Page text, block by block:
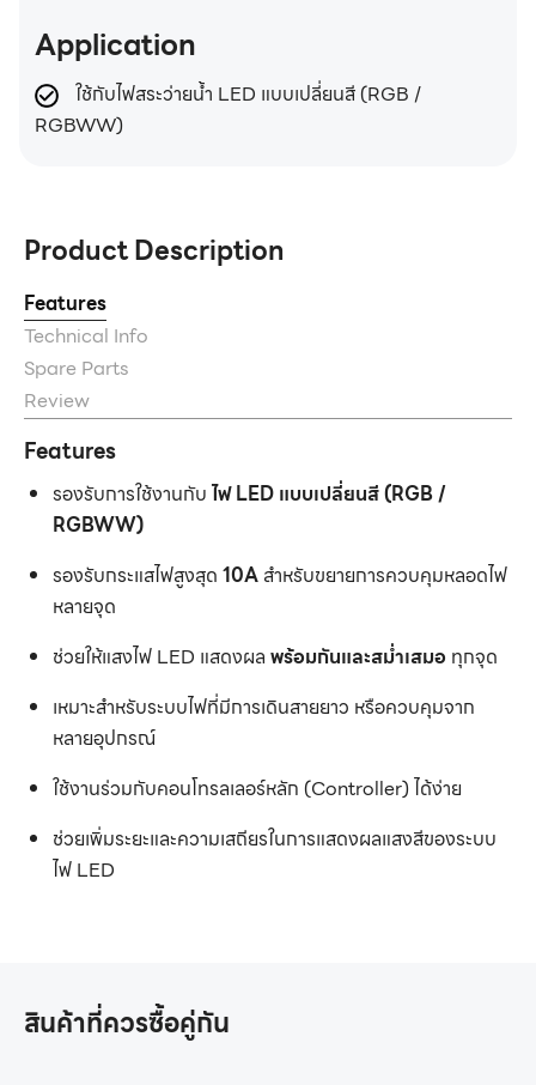
Application
ใช้กับไฟสระว่ายน้ำ LED แบบเปลี่ยนสี (RGB /
RGBWW)
Product Description
Features
Technical Info
Spare Parts
Review
Features
รองรับการใช้งานกับ ไฟ LED แบบเปลี่ยนสี (RGB /
RGBWW)
รองรับกระแสไฟสูงสุด 10A สำหรับขยายการควบคุมหลอดไฟ
หลายจุด
ช่วยให้แสงไฟ LED แสดงผล พร้อมกันและสม่ำเสมอ ทุกจุด
เหมาะสำหรับระบบไฟที่มีการเดินสายยาว หรือควบคุมจาก
หลายอุปกรณ์
ใช้งานร่วมกับคอนโทรลเลอร์หลัก (Controller) ได้ง่าย
ช่วยเพิ่มระยะและความเสถียรในการแสดงผลแสงสีของระบบ
ไฟ LED
สินค้าที่ควรซื้อคู่กัน